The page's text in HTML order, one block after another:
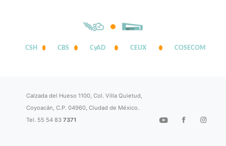
CSH CBS CyAD CEUX COSECOM
Calzada del Hueso 1100, Col. Villa Quietud,
Coyoacán, C.P. 04960, Ciudad de México.
Tel. 55 54 837371